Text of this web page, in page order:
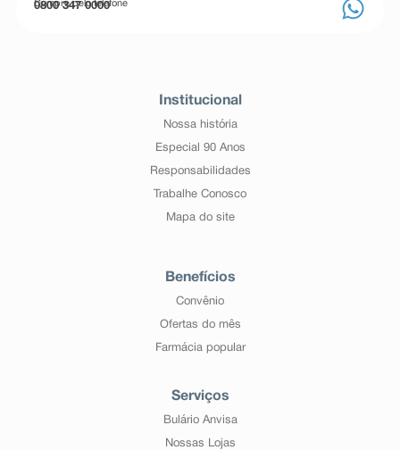
Compre pelo telefone
0800 347 0000
Institucional
Nossa história
Especial 90 Anos
Responsabilidades
Trabalhe Conosco
Mapa do site
Benefícios
Convênio
Ofertas do mês
Farmácia popular
Serviços
Bulário Anvisa
Nossas Lojas